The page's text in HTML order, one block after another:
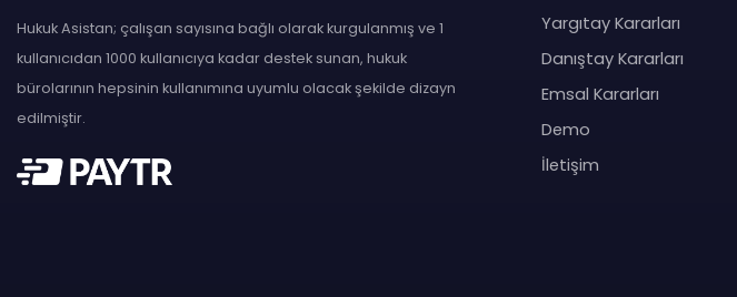
Hukuk Asistan; çalışan sayısına bağlı olarak kurgulanmış ve 1
kullanıcıdan 1000 kullanıcıya kadar destek sunan, hukuk
bürolarının hepsinin kullanımına uyumlu olacak şekilde dizayn
edilmiştir.
Yargıtay Kararları
Danıştay Kararları
Emsal Kararları
Demo
İletişim